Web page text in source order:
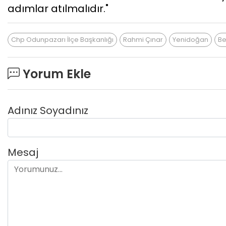
adımlar atılmalıdır."
Chp Odunpazarı İlçe Başkanlığı Rahmi Çınar Yenidoğan
Yorum Ekle
Adınız Soyadınız
Mesaj